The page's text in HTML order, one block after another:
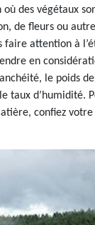
des végétaux
de fleurs ou
attention à
en
le poids
taux d’humidité.
confiez